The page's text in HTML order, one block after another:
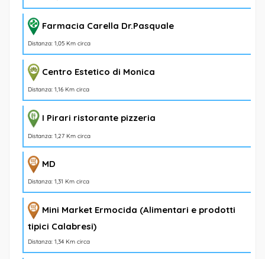
Farmacia Carella Dr.Pasquale
Distanza: 1,05 Km circa
Centro Estetico di Monica
Distanza: 1,16 Km circa
I Pirari ristorante pizzeria
Distanza: 1,27 Km circa
MD
Distanza: 1,31 Km circa
Mini Market Ermocida (Alimentari e prodotti
tipici Calabresi)
Distanza: 1,34 Km circa